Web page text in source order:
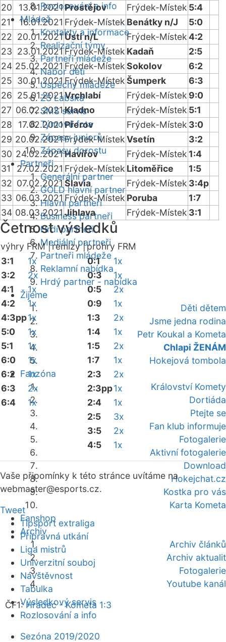
Rozlosování a info
Mládež
Kontakty a informace
Realizační týmy
Partneři mládeže
Nábor dětí
Úspěchy mládeže
ZŠ Labská
SMS servis
Týmová fota
Zápasy juniorů
Zápasy dorostu
Partneři
Generální partner
GOLD hlavní partner
Hlavní partneři
Business partneři
Hrdí partneři
Mediální partneři
Partneři mládeže
Reklamní nabídka
Hrdý partner - nabídka
Žijeme
Děti dětem
Jsme jedna rodina
Petr Koukal a Kometa
Chlapi ŽENÁM
Hokejová tombola
Fanzóna
Království Komety
Dortiáda
Ptejte se
Fan klub informuje
Fotogalerie
Aktivní fotogalerie
Download
Hokejchat.cz
Kostka pro vás
Karta Kometa
Fanshop
Archiv
Archiv článků
Archiv aktualit
Fotogalerie
Youtube kanál
ČF1:Hradec - Kometa 1:3
20
13.01.2021Prostějov Frýdek-Místek 5:4
21
16.01.2021 Frýdek-Místek Benátky n/J
5:0
22 20.01.2021Ústí n/L Frýdek-Místek4:2
23 23.01.2021Frýdek-Místek Kadaň
2:5
24 25.02.2021 Frýdek-MístekSokolov
6:2
25 30.01.2021 Frýdek-MístekŠumperk
6:3
26 25.01.2021Vrchlabí Frýdek-Místek 9:0
27 06.02.2021Kladno Frýdek-Místek 5:1
28
17.02.2021Přerov Frýdek-Místek 3:0
29 20.02.2021Frýdek-MístekVsetín
3:2
30 24.02.2021Havířov Frýdek-Místek 1:4
31
27.02.2021 Frýdek-Místek Litoměřice
1:5
32 07.02.2021Slavia Frýdek-Místek 3:4p
33 06.03.2021 Frýdek-Místek Poruba
1:7
34 08.03.2021 Jihlava Frýdek-Místek 3:1
Četnost výsledků
výhry FRM |remízy |prohry FRM
3:1
1x
3:2
2x
4:1
1x
4:2
1x
4:3pp1x
5:0
1x
5:1
1x
6:0
1x
6:2
1x
6:3
2x
6:4
1x
0:1
1x
0:3
1x
0:5
2x
0:9
1x
1:3
2x
1:4
1x
1:5
2x
1:7
1x
2:3
2x
2:3pp1x
2:4
1x
2:5
3x
3:5
2x
4:5
1x
Vaše připomínky k této stránce uvítáme na
webmaster@esports.cz.
Tweet
Tipsport extraliga
Přípravná utkání
Liga mistrů
Univerzitní souboj
Návštěvnost
Tabulka
Výsledkový servis
Rozlosování a info
Sezóna 2019/2020